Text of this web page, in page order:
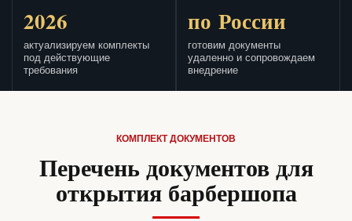
2026
актуализируем комплекты
под действующие
требования
по России
готовим документы
удаленно и сопровождаем
внедрение
КОМПЛЕКТ ДОКУМЕНТОВ
Перечень документов для
открытия барбершопа